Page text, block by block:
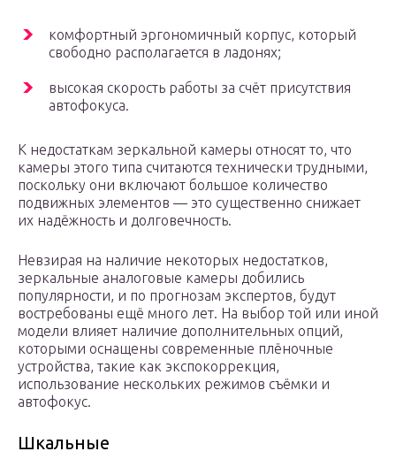
комфортный эргономичный корпус, который
свободно располагается в ладонях;
высокая скорость работы за счёт присутствия
автофокуса.
К недостаткам зеркальной камеры относят то, что
камеры этого типа считаются технически трудными,
поскольку они включают большое количество
подвижных элементов — это существенно снижает
их надёжность и долговечность.
Невзирая на наличие некоторых недостатков,
зеркальные аналоговые камеры добились
популярности, и по прогнозам экспертов, будут
востребованы ещё много лет. На выбор той или иной
модели влияет наличие дополнительных опций,
которыми оснащены современные плёночные
устройства, такие как экспокоррекция,
использование нескольких режимов съёмки и
автофокус.
Шкальные